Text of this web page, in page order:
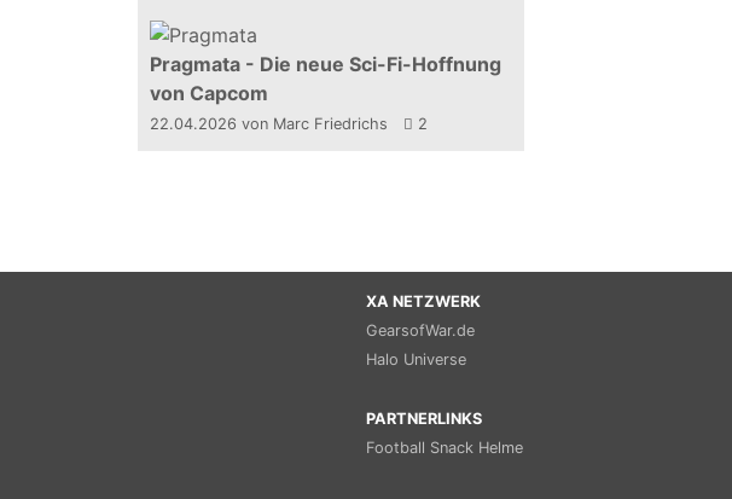
Pragmata - Die neue Sci-Fi-Hoffnung
von Capcom
22.04.2026 von Marc Friedrichs 2
XA NETZWERK
GearsofWar.de
Halo Universe
PARTNERLINKS
Football Snack Helme